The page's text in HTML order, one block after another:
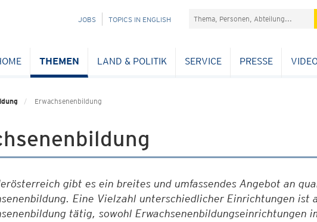
NAVIGATION
JOBS TOPICS IN ENGLISH Suchefeld
THEMEN LAND & POLITIK SERVICE PRESSE
Erwachsenenbildung
gibt es ein breites und umfassendes Angebot an
Eine Vielzahl unterschiedlicher Einrichtungen ist
tätig, sowohl Erwachsenenbildungseinrichtungen